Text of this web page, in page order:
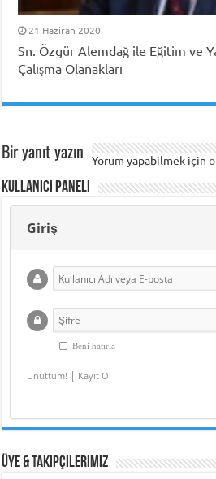
21 Haziran 2020
Sn. Özgür Alemdağ ile Eğitim ve
Çalışma Olanakları
Bir yanıt yazın Yorum yapabilmek için
Kullanıcı Paneli
Giriş
Beni hatırla
Unuttum! | Kayıt Ol
Üye & Takipçilerimiz